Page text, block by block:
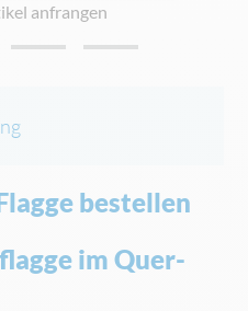
anfrangen
bestellen
im Quer-